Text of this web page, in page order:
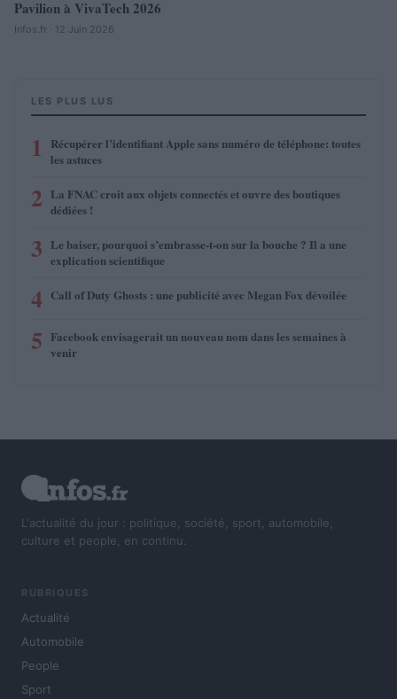
Pavilion à VivaTech 2026
Infos.fr · 12 Juin 2026
LES PLUS LUS
1
Récupérer l’identifiant Apple sans numéro de téléphone: toutes
les astuces
2 La FNAC croit aux objets connectés et ouvre des boutiques
dédiées !
3 Le baiser, pourquoi s’embrasse-t-on sur la bouche ? Il a une
explication scientifique
4 Call of Duty Ghosts : une publicité avec Megan Fox dévoilée
5 Facebook envisagerait un nouveau nom dans les semaines à
venir
L'actualité du jour : politique, société, sport, automobile,
culture et people, en continu.
RUBRIQUES
Actualité
Automobile
People
Sport